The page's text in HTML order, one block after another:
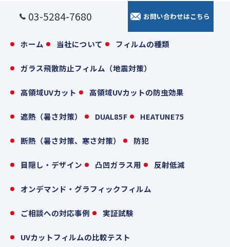
03-5284-7680 お問い合わせはこちら
ホーム 当社について フィルムの種類
ガラス飛散防止フィルム（地震対策）
高領域UVカット 高領域UVカットの防虫効果
遮熱（暑さ対策） DUAL85F HEATUNE75
断熱（暑さ対策、寒さ対策） 防犯
目隠し・デザイン 凸凹ガラス用 反射低減
オンデマンド・グラフィックフィルム
ご相談への対応事例 実証試験
UVカットフィルムの比較テスト